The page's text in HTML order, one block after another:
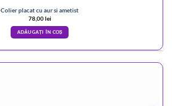
Colier placat cu aur si ametist
78,00lei
ADĂUGAȚI ÎN COȘ